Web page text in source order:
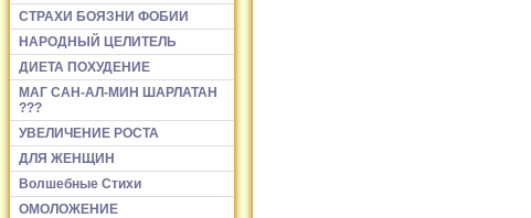
СТРАХИ БОЯЗНИ ФОБИИ
НАРОДНЫЙ ЦЕЛИТЕЛЬ
ДИЕТА ПОХУДЕНИЕ
МАГ САН-АЛ-МИН ШАРЛАТАН
???
УВЕЛИЧЕНИЕ РОСТА
ДЛЯ ЖЕНЩИН
Волшебные Стихи
ОМОЛОЖЕНИЕ